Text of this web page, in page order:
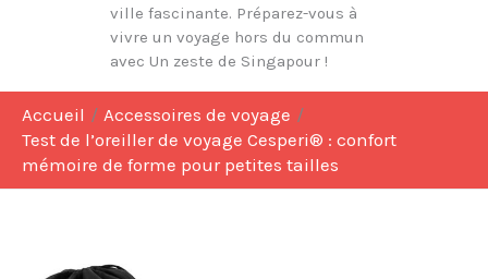
ville fascinante. Préparez-vous à
vivre un voyage hors du commun
avec Un zeste de Singapour !
Accueil
Accessoires de voyage
Test de l’oreiller de voyage Cesperi® : confort
mémoire de forme pour petites tailles